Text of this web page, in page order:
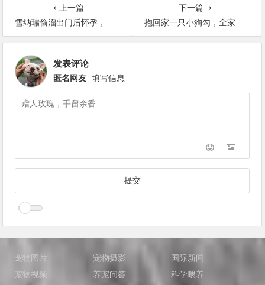
上一篇
雪纳瑞偷溜出门后怀孕，开出七个“盲盒”
下一篇
抱回家一只小狗勾，全家研究半天：这jiojio太可爱了吧！
发表评论
匿名网友 填写信息
宠物图片 宠物摄影
国际新闻
宠物视频
养宠问答 科学喂养